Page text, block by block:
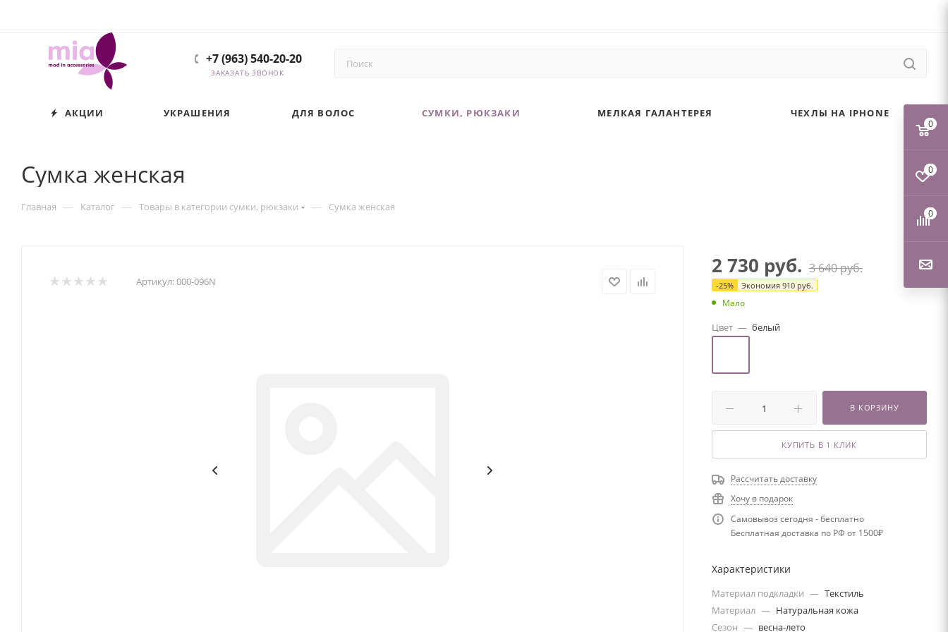
+7 (963) 540-20-20
ЗАКАЗАТЬ ЗВОНОК
АКЦИИ УКРАШЕНИЯ ДЛЯ ВОЛОС СУМКИ, РЮКЗАКИ МЕЛКАЯ ГАЛАНТЕРЕЯ ЧЕХЛЫ НА IPHONE
Сумка женская
Главная — Каталог — Товары в категории сумки, рюкзаки — Сумка женская
Артикул:000-096N
2 730 руб. 3 640руб.
-25% Экономия 910 руб.
Мало
Цвет — белый
В КОРЗИНУ
КУПИТЬ В 1 КЛИК
Рассчитать доставку
Хочу в подарок
Самовывоз сегодня - бесплатно
Бесплатная доставка по РФ от 1500₽
Характеристики
Материал подкладки — Текстиль
Материал — Натуральная кожа
Сезон — весна-лето
0
0
0